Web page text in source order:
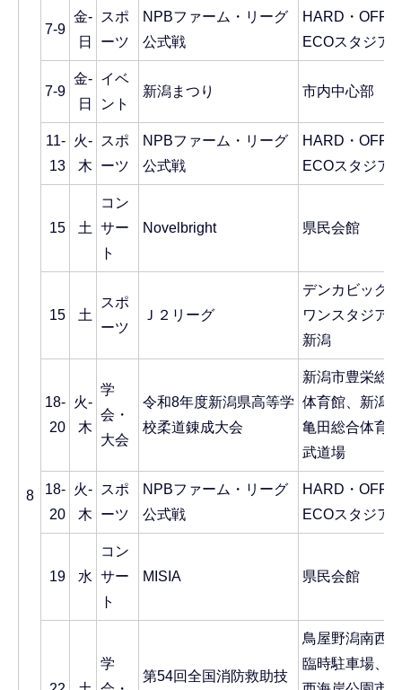
8
7-9
金-
日
スポ
ーツ
NPBファーム・リーグ
公式戦
HARD・OFF
ECOスタジア
7-9
金-
日
イベ
ント
新潟まつり 市内中心部
11-
13
火-
木
スポ
ーツ
NPBファーム・リーグ
公式戦
HARD・OFF
ECOスタジア
15 土
コン
サー
ト
Novelbright 県民会館
15 土
スポ
ーツ
Ｊ２リーグ
デンカビッグス
ワンスタジアム
新潟
18-
20
火-
木
学
会・
大会
令和8年度新潟県高等学
校柔道錬成大会
新潟市豊栄総合
体育館、新潟市
亀田総合体育館
武道場
18-
20
火-
木
スポ
ーツ
NPBファーム・リーグ
公式戦
HARD・OFF
ECOスタジア
19 水
コン
サー
ト
MISIA 県民会館
学
第54回全国消防救助技
鳥屋野潟南西部
臨時駐車場、